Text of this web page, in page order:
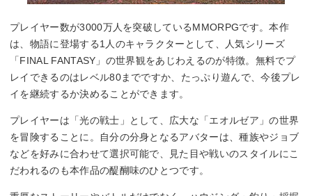
プレイヤー数が3000万人を突破しているMMORPGです。本作
は、物語に登場する1人のキャラクターとして、人気シリーズ
「FINAL FANTASY」の世界観をあじわえるのが特徴。無料でプ
レイできるのはレベル80までですか、たっぷり遊んで、今後プレ
イを継続するか決めることができます。
プレイヤーは「光の戦士」として、広大な「エオルゼア」の世界
を冒険することに。自分の分身となるアバターは、種族やジョブ
などを好みに合わせて選択可能で、見た目や戦いのスタイルにこ
だわれるのも本作品の醍醐味のひとつです。